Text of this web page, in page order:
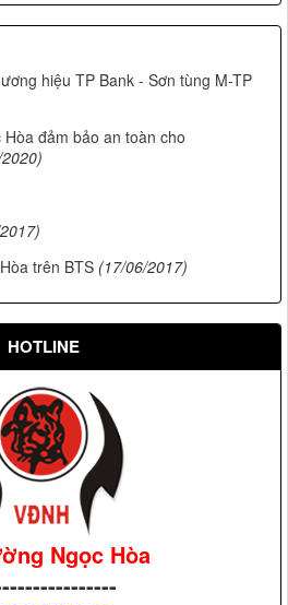
hiệu TP Bank - Sơn tùng M-TP
đảm bảo an toàn cho
trên BTS (17/06/2017)
HOTLINE
Ngọc Hòa